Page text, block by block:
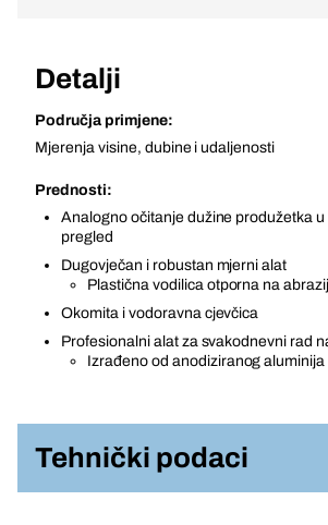
Detalji
Područja primjene:
Mjerenja visine, dubine i udaljenosti
Prednosti:
Analogno očitanje dužine produžetka
pregled
Dugovječan i robustan mjerni alat
Plastična vodilica otporna na
Okomita i vodoravna cjevčica
Profesionalni alat za svakodnevni rad
Izrađeno od anodiziranog aluminija
Tehnički podaci